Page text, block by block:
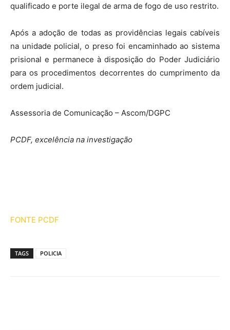
qualificado e porte ilegal de arma de fogo de uso restrito.
Após a adoção de todas as providências legais cabíveis
na unidade policial, o preso foi encaminhado ao sistema
prisional e permanece à disposição do Poder Judiciário
para os procedimentos decorrentes do cumprimento da
ordem judicial.
Assessoria de Comunicação – Ascom/DGPC
PCDF, excelência na investigação
FONTE PCDF
TAGS POLICIA